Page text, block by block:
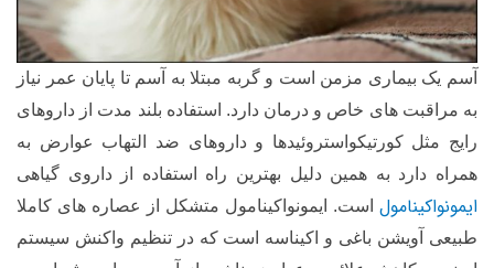
آسم یک بیماری مزمن است و گربه مبتلا به آسم تا پایان عمر نیاز
به مراقبت های خاص و درمان دارد. استفاده بلند مدت از داروهای
رایج مثل کورتیکواستروئیدها و داروهای ضد التهاب عوارض به
همراه دارد به همین دلیل بهترین راه استفاده از داروی گیاهی
ایمونواکینامول است. ایمونواکینامول متشکل از عصاره های کاملا
طبیعی آویشن باغی و اکیناسه است که در تنظیم واکنش سیستم